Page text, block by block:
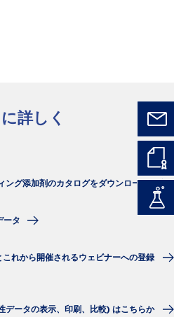
詳しく
グ添加剤のカタログをダウンロード
ータ
れから開催されるウェビナーへの登録
ータの表示、印刷、比較) はこちらか